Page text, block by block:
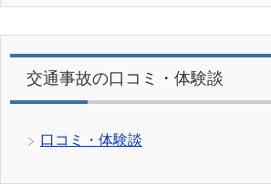
交通事故の口コミ・体験談
口コミ・体験談